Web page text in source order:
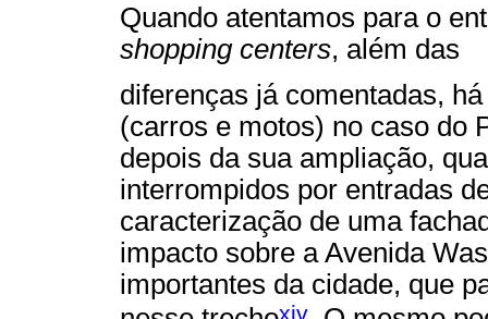
Quando atentamos para o
shopping centers, além das
diferenças já comentadas,
(carros e motos) no caso do
depois da sua ampliação,
interrompidos por entradas
caracterização de uma
impacto sobre a Avenida
importantes da cidade, que
xiv